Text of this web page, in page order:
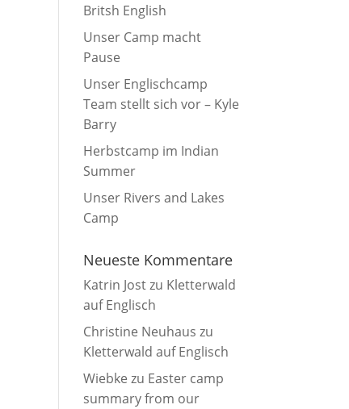
Britsh English
Unser Camp macht
Pause
Unser Englischcamp
Team stellt sich vor – Kyle
Barry
Herbstcamp im Indian
Summer
Unser Rivers and Lakes
Camp
Neueste Kommentare
Katrin Jostzu Kletterwald
auf Englisch
Christine Neuhaus zu
Kletterwald auf Englisch
Wiebke zu Easter camp
summary from our